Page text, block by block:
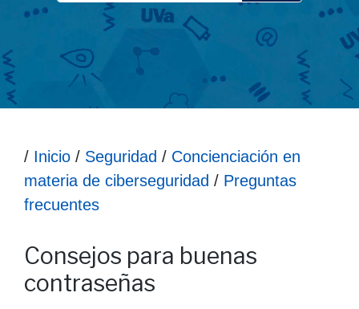
Ruta hasta la información
/ Inicio / Seguridad / Concienciación en
materia de ciberseguridad / Preguntas
frecuentes
Consejos para buenas
contraseñas